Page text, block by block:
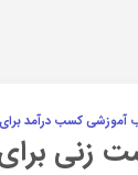
آموزشی کسب درآمد برای
زنی